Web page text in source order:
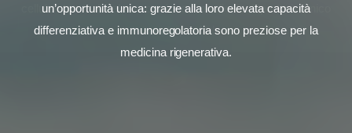
cellule staminali del suo cordone ombelicale. Il parto è l'unico
momento per farlo.